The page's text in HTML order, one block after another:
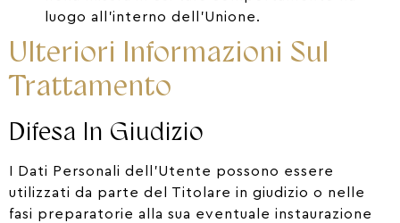
luogo all’interno dell’Unione.
Ulteriori Informazioni Sul
Trattamento
Difesa In Giudizio
I Dati Personali dell’Utente possono essere
utilizzati da parte del Titolare in giudizio o nelle
fasi preparatorie alla sua eventuale instaurazione